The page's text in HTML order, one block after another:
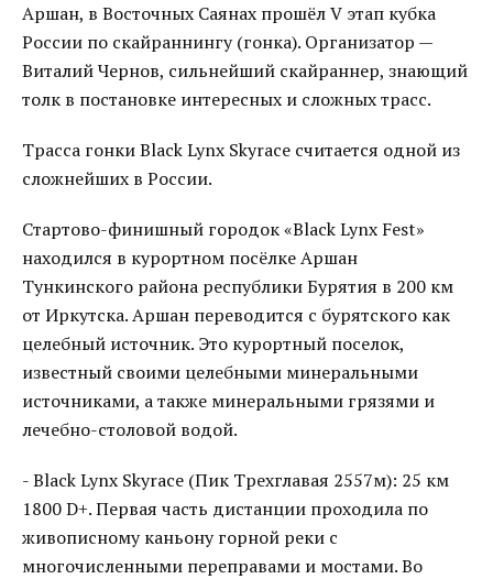
Аршан, в Восточных Саянах прошёл V этап кубка
России по скайраннингу (гонка). Организатор —
Виталий Чернов, сильнейший скайраннер, знающий
толк в постановке интересных и сложных трасс.
Трасса гонки Black Lynx Skyrace считается одной из
сложнейших в России.
Стартово-финишный городок «Black Lynx Fest»
находился в курортном посёлке Аршан
Тункинского района республики Бурятия в 200 км
от Иркутска. Аршан переводится с бурятского как
целебный источник. Это курортный поселок,
известный своими целебными минеральными
источниками, а также минеральными грязями и
лечебно-столовой водой.
- Black Lynx Skyrace (Пик Трехглавая 2557м): 25 км
1800 D+. Первая часть дистанции проходила по
живописному каньону горной реки с
многочисленными переправами и мостами. Во